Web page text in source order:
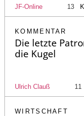
JF-Online 13
KOMMENTAR
Die letzte
die Kugel
Ulrich Clauß 11
WIRTSCHAFT